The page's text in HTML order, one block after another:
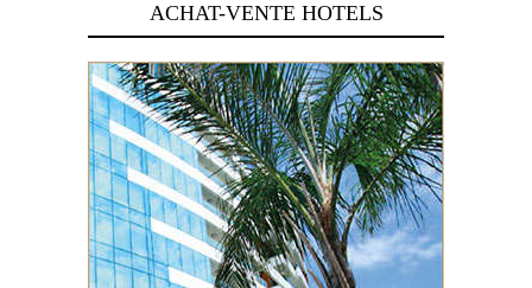
ACHAT-VENTE HOTELS